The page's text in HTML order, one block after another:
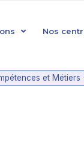
Nos
et Métiers